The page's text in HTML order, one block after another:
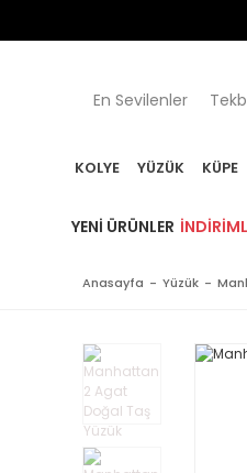
En Sevilenler
KOLYE YÜZÜK KÜPE
YENI ÜRÜNLER
Anasayfa Yüzük